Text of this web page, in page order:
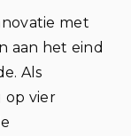
met
aan het eind
Als
op vier